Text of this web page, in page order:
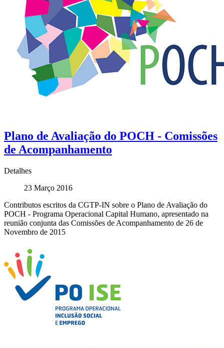
Plano de Avaliação do POCH - Comissões
de Acompanhamento
Detalhes
23 Março 2016
Contributos escritos da CGTP-IN sobre o Plano de Avaliação do
POCH - Programa Operacional Capital Humano, apresentado na
reunião conjunta das Comissões de Acompanhamento de 26 de
Novembro de 2015